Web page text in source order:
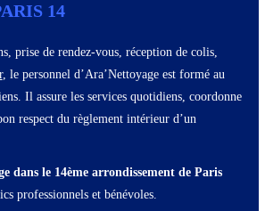
14
prise de rendez-vous, réception de colis,
, le personnel d’Ara’Nettoyage est formé au
Il assure les services quotidiens, coordonne
respect du règlement intérieur d’un
dans le 14ème arrondissement de Paris
professionnels et bénévoles.